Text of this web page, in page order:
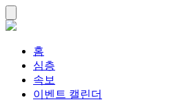
홈
심층
속보
이벤트 캘린더